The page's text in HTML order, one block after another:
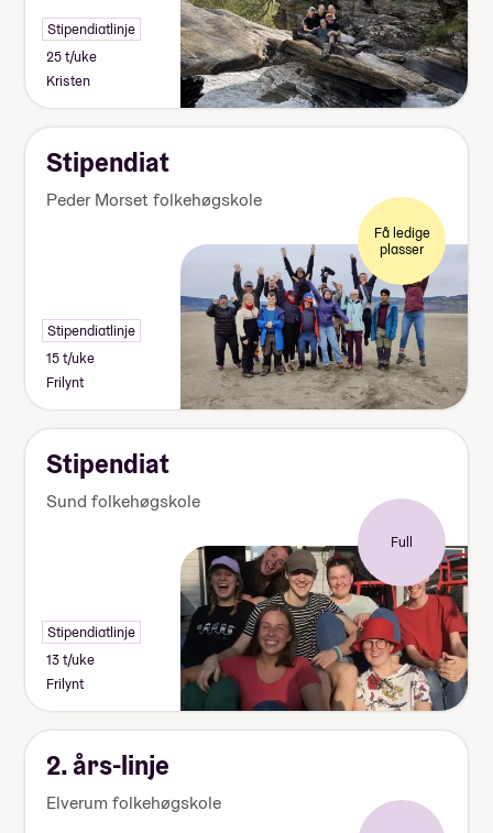
Stipendiatlinje
25 t/uke
Kristen
Stipendiat
Peder Morset folkehøgskole
Få ledige
plasser
Stipendiatlinje
15 t/uke
Frilynt
Stipendiat
Sund folkehøgskole
Full
Stipendiatlinje
13 t/uke
Frilynt
2. års-linje
Elverum folkehøgskole